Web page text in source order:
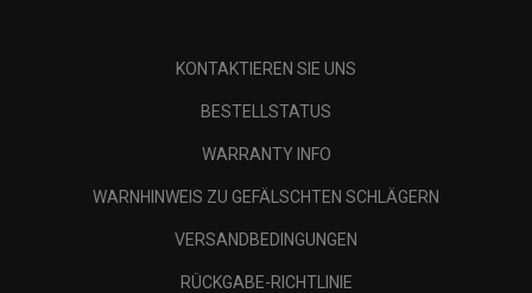
KONTAKTIEREN SIE UNS
BESTELLSTATUS
WARRANTY INFO
WARNHINWEIS ZU GEFÄLSCHTEN SCHLÄGERN
VERSANDBEDINGUNGEN
RÜCKGABE-RICHTLINIE